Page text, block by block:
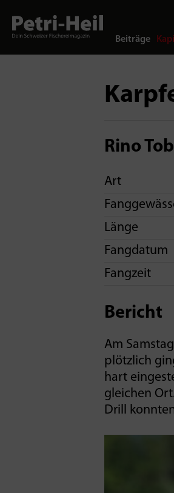
Beiträge
Rino
Art
Länge
Fangdatum
Fangzeit
Bericht
Am
plötzlich
hart
gleichen
Drill